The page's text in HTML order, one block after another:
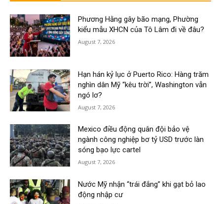
Phương Hằng gây bão mạng, Phường
kiểu mẫu XHCN của Tô Lâm đi về đâu?
August 7, 2026
Hạn hán kỷ lục ở Puerto Rico: Hàng trăm
nghìn dân Mỹ “kêu trời”, Washington vẫn
ngó lơ?
August 7, 2026
Mexico điều động quân đội bảo vệ
ngành công nghiệp bơ tỷ USD trước làn
sóng bạo lực cartel
August 7, 2026
Nước Mỹ nhận “trái đắng” khi gạt bỏ lao
động nhập cư